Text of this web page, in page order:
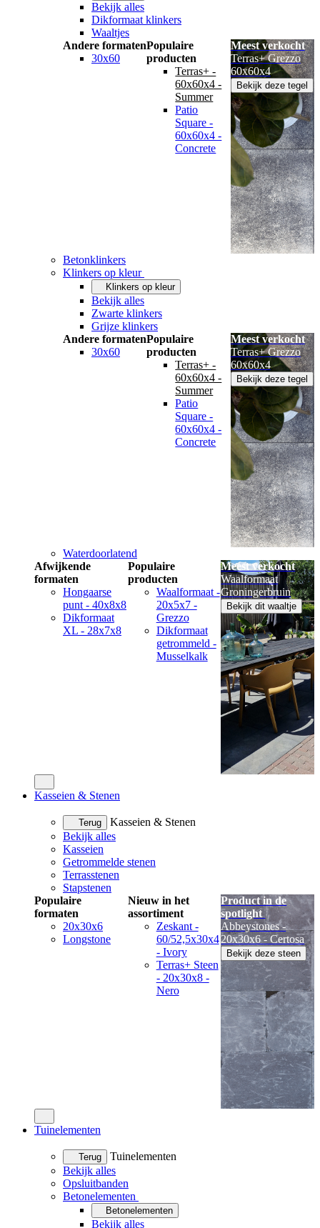
Bekijk alles
Dikformaat klinkers
Waaltjes
Andere formaten
30x60
Populaire
producten
Terras+ -
60x60x4 -
Summer
Patio
Square -
60x60x4 -
Concrete
Meest verkocht
Terras+ Grezzo
60x60x4
Bekijk deze tegel
Betonklinkers
Klinkers op kleur
Klinkers op kleur
Bekijk alles
Zwarte klinkers
Grijze klinkers
Andere formaten
30x60
Populaire
producten
Terras+ -
60x60x4 -
Summer
Patio
Square -
60x60x4 -
Concrete
Meest verkocht
Terras+ Grezzo
60x60x4
Bekijk deze tegel
Waterdoorlatend
Afwijkende
formaten
Hongaarse
punt - 40x8x8
Dikformaat
XL - 28x7x8
Populaire
producten
Waalformaat -
20x5x7 -
Grezzo
Dikformaat
getrommeld -
Musselkalk
Meest verkocht
Waalformaat
Groningerbruin
Bekijk dit waaltje
Kasseien & Stenen
Terug
Kasseien & Stenen
Bekijk alles
Kasseien
Getrommelde stenen
Terrasstenen
Stapstenen
Populaire
formaten
20x30x6
Longstone
Nieuw in het
assortiment
Zeskant -
60/52,5x30x4
- Ivory
Terras+ Steen
- 20x30x8 -
Nero
Product in de
spotlight
Abbeystones -
20x30x6 - Certosa
Bekijk deze steen
Tuinelementen
Terug
Tuinelementen
Bekijk alles
Opsluitbanden
Betonelementen
Betonelementen
Bekijk alles